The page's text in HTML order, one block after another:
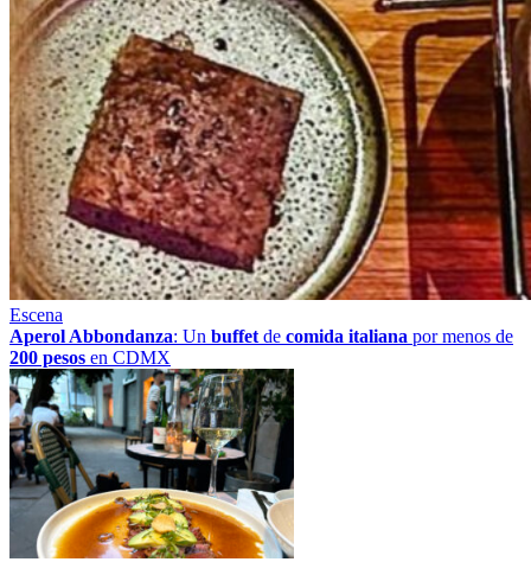
Escena
Aperol Abbondanza: Un buffet de comida italiana por menos de
200 pesos en CDMX